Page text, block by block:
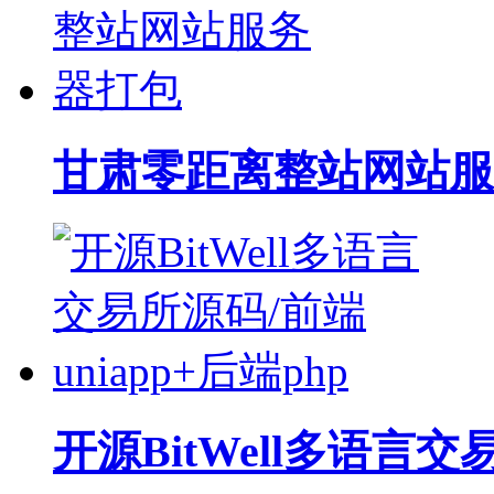
甘肃零距离整站网站
开源BitWell多语言交